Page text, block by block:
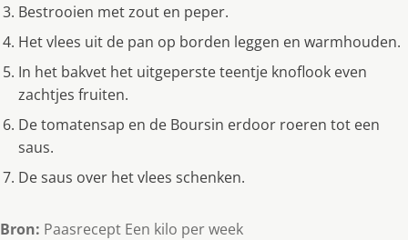
Bestrooien met zout en peper.
Het vlees uit de pan op borden leggen en warmhouden.
In het bakvet het uitgeperste teentje knoflook even
zachtjes fruiten.
De tomatensap en de Boursin erdoor roeren tot een
saus.
De saus over het vlees schenken.
Bron: Paasrecept Een kilo per week